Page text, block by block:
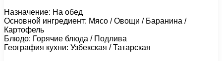
Назначение: На обед
Основной ингредиент: Мясо / Овощи / Баранина /
Картофель
Блюдо: Горячие блюда / Подлива
География кухни: Узбекская / Татарская